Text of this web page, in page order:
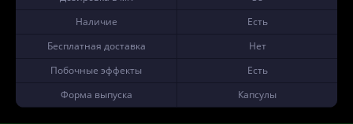
Наличие
Есть
Бесплатная доставка
Нет
Побочные эффекты
Есть
Форма выпуска
Капсулы